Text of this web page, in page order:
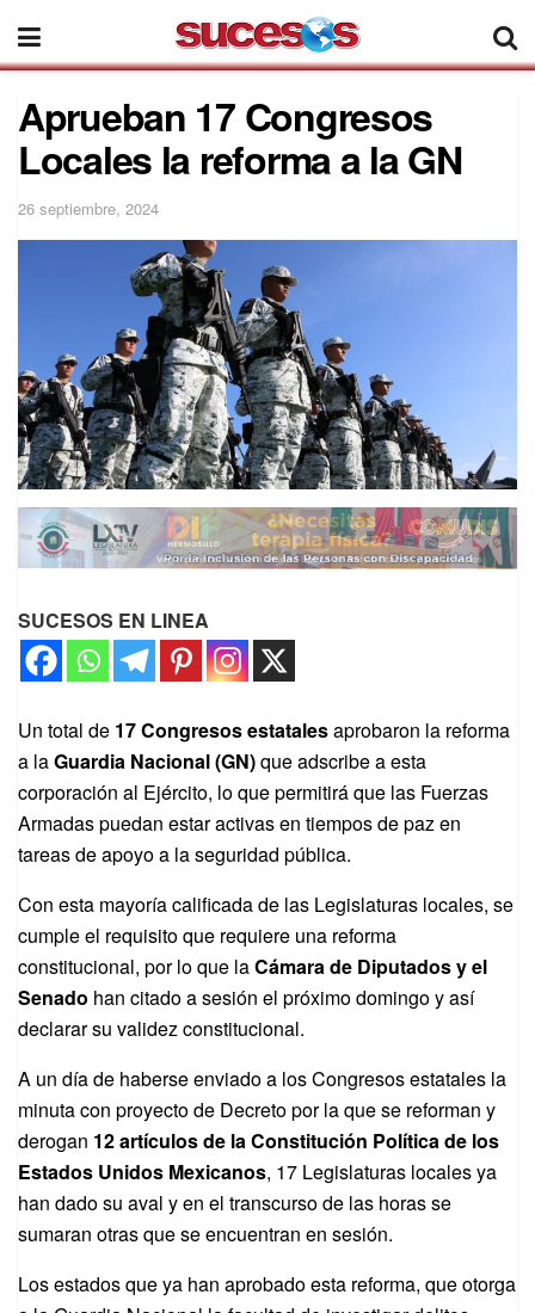
Aprueban 17 Congresos
Locales la reforma a la GN
26 septiembre, 2024
SUCESOS EN LINEA
Un total de 17 Congresos estatalesaprobaron la reforma
a laGuardia Nacional (GN)que adscribe a esta
corporación al Ejército, lo que permitirá que las Fuerzas
Armadas puedan estar activas en tiempos de paz en
tareas de apoyo a la seguridad pública.
Con esta mayoría calificada de las Legislaturas locales, se
cumple el requisito que requiere una reforma
constitucional, por lo que laCámara de Diputados y el
Senado han citado a sesión el próximo domingo y así
declarar su validez constitucional.
A un día de haberse enviado a los Congresos estatales la
minuta con proyecto de Decreto por la que se reforman y
derogan 12 artículos de la Constitución Política de los
Estados Unidos Mexicanos, 17 Legislaturas locales ya
han dado su aval y en el transcurso de las horas se
sumaran otras que se encuentran en sesión.
Los estados que ya han aprobado esta reforma, que otorga